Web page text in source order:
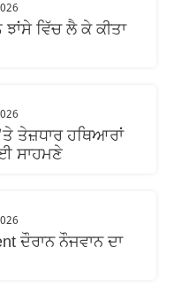
ਵਿੱਚ ਲੈ ਕੇ ਕੀਤਾ
ਤੇਜ਼ਧਾਰ ਹਥਿਆਰਾਂ
ਸਾਹਮਣੇ
ਦੌਰਾਨ ਨੌਜਵਾਨ ਦਾ